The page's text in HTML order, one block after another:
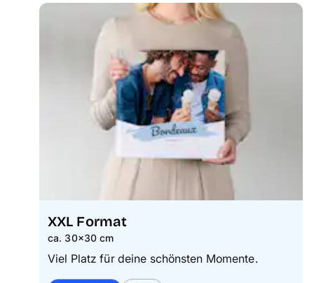
XXL Format
ca. 30×30 cm
Viel Platz für deine schönsten Momente.